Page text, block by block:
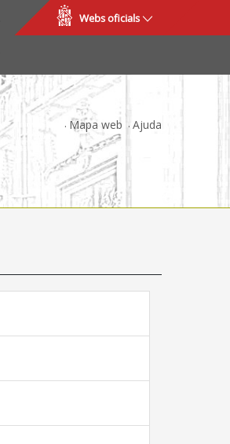
Webs oficials
Mapa web Ajuda